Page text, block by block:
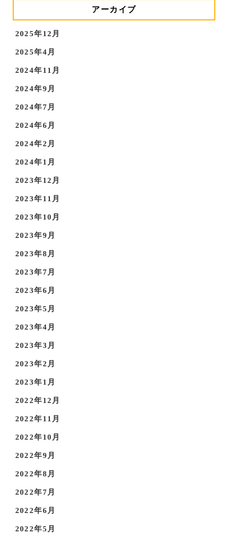
アーカイブ
2025年12月
2025年4月
2024年11月
2024年9月
2024年7月
2024年6月
2024年2月
2024年1月
2023年12月
2023年11月
2023年10月
2023年9月
2023年8月
2023年7月
2023年6月
2023年5月
2023年4月
2023年3月
2023年2月
2023年1月
2022年12月
2022年11月
2022年10月
2022年9月
2022年8月
2022年7月
2022年6月
2022年5月